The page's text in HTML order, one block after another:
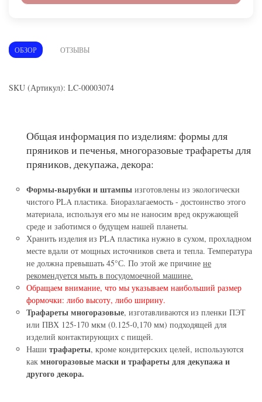
ОБЗОР ОТЗЫВЫ
SKU (Артикул): LC-00003074
Общая информация по изделиям: формы для
пряников и печенья, многоразовые трафареты для
пряников, декупажа, декора:
Формы-вырубки и штампы изготовлены из экологически
чистого PLA пластика. Биоразлагаемость - достоинство этого
материала, используя его мы не наносим вред окружающей
среде и заботимся о будущем нашей планеты.
Хранить изделия из PLA пластика нужно в сухом, прохладном
месте вдали от мощных источников света и тепла. Температура
не должна превышать 45°С. По этой же причине не
рекомендуется мыть в посудомоечной машине.
Обращаем внимание, что мы указываем наибольший размер
формочки: либо высоту, либо ширину.
Трафареты многоразовые, изготавливаются из пленки ПЭТ
или ПВХ 125-170 мкм (0.125-0,170 мм) подходящей для
изделий контактирующих с пищей.
Наши трафареты, кроме кондитерских целей, используются
как многоразовые маски и трафареты для декупажа и
другого декора.